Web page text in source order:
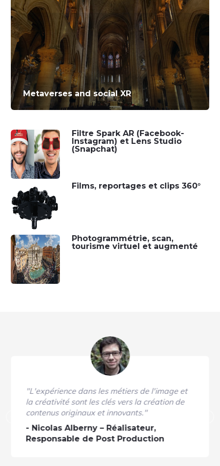
Metaverses and social XR
Filtre Spark AR (Facebook-
Instagram) et Lens Studio
(Snapchat)
Films, reportages et clips 360°
Photogrammétrie, scan,
tourisme virtuel et augmenté
"L'expérience dans les métiers de l'image et
la créativité sont les clés vers la création de
contenus originaux et innovants."
Nicolas Alberny – Réalisateur,
Responsable de Post Production